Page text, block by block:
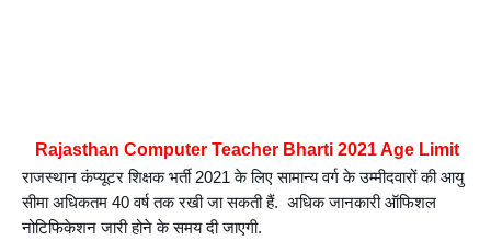
Rajasthan Computer Teacher Bharti 2021 Age Limit
राजस्थान कंप्यूटर शिक्षक भर्ती 2021 के लिए सामान्य वर्ग के उम्मीदवारों की आयु
सीमा अधिकतम 40 वर्ष तक रखी जा सकती हैं.  अधिक जानकारी ऑफिशल
नोटिफिकेशन जारी होने के समय दी जाएगी.